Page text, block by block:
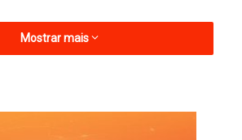
Mostrar mais